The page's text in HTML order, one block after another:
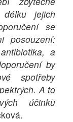
jejich
se
posouzení:
a
by
spotřeby
A to
účinků